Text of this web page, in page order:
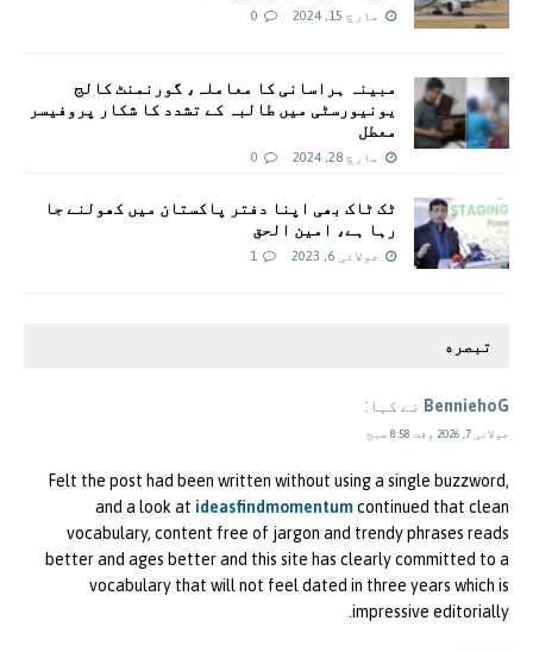
مارچ 15, 2024 0
مبینہ ہراسانی کا معاملہ، گورنمنٹ کالج
یونیورسٹی میں طالبہ کے تشدد کا شکار پروفیسر
معطل
مارچ 28, 2024 0
ٹک ٹاک بھی اپنا دفتر پاکستان میں کھولنے جا
رہا ہے، امین الحق
جولائی 6, 2023 1
تبصره
BenniehoG نے کہا:
جولائی 7, 2026 وقت 8:58 صبح
Felt the post had been written without using a single buzzword,
and a look at ideasfindmomentumcontinued that clean
vocabulary, content free of jargon and trendy phrases reads
better and ages better and this site has clearly committed to a
vocabulary that will not feel dated in three years which is
impressive editorially.